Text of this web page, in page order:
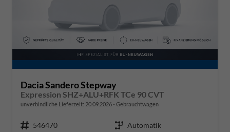
Dacia Sandero Stepway
Expression SHZ+ALU+RFK TCe 90 CVT
unverbindliche Lieferzeit: 20.09.2026 Gebrauchtwagen
Fahrzeugnr. 546470 Getriebe Automatik